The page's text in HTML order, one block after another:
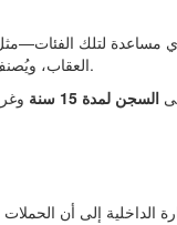
مساعدة لتلك
العقاب،التي تعتبر من الجرائم المخلة بالشرف والأمانة.
السجن لمدة 15 سنة